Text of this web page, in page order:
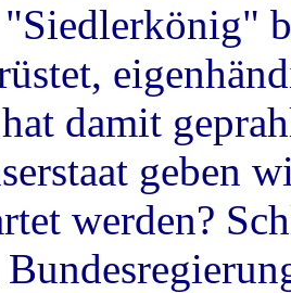
damit
geben
werden?